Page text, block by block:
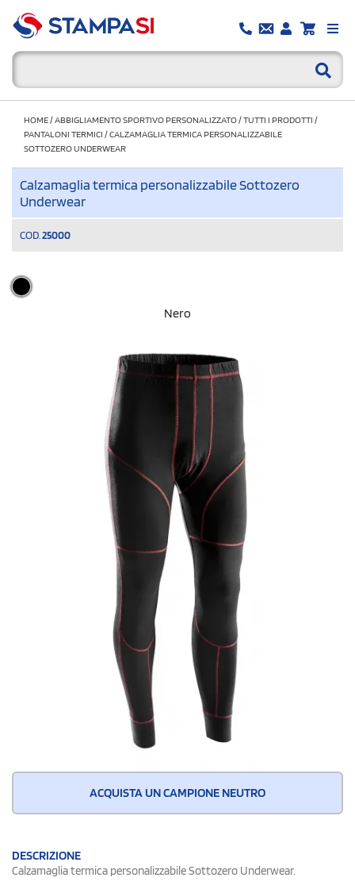
HOME/ABBIGLIAMENTO SPORTIVO PERSONALIZZATO/TUTTI I PRODOTTI /
PANTALONI TERMICI /CALZAMAGLIA TERMICA PERSONALIZZABILE
SOTTOZERO UNDERWEAR
Calzamaglia termica personalizzabile Sottozero
Underwear
COD. 25000
Nero
ACQUISTA UN CAMPIONE NEUTRO
DESCRIZIONE
Calzamaglia termica personalizzabile Sottozero Underwear.